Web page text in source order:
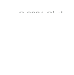
© 2026